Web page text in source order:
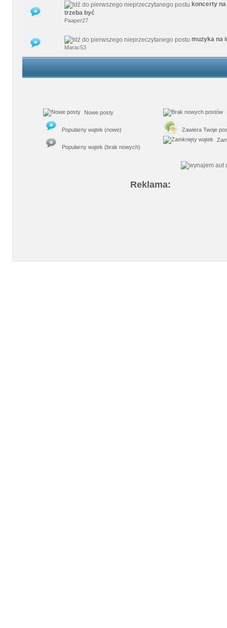
koncerty
trzeba być
Paaper27
0 głosów - średnia ocena: 0 na 5 gwiazdek
muzyka na
Marac53
0 głosów - średnia ocena: 0 na 5 gwiazdek
12345
Nowe posty
Popularny wątek (nowe)
Popularny wątek (brak nowych)
Zawiera Twoje
Reklama: